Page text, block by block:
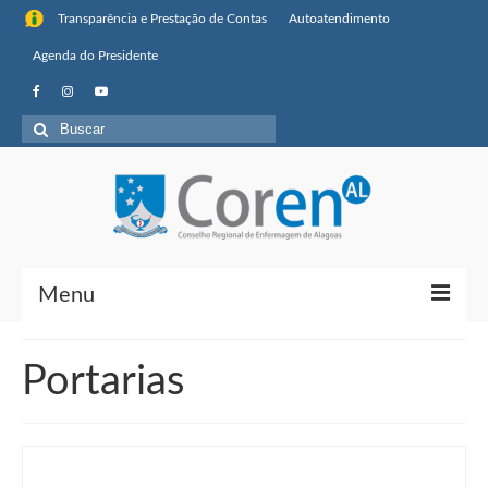
Transparência e Prestação de Contas Autoatendimento
Agenda do Presidente
Buscar
por:
Menu
Sobre o Coren-AL
Portarias